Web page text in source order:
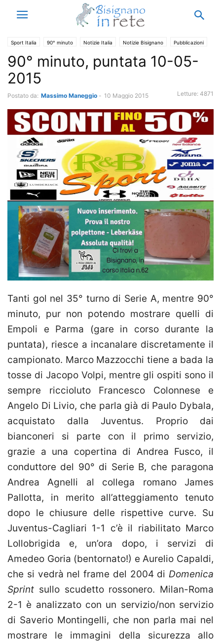
Sport Italia 90° minuto Notizie Italia Notizie Bisignano Pubblicazioni
Sport Tv, Musica e Spettacolo
90° minuto, puntata 10-05-
2015
Postato da: Massimo Maneggio - 10 Maggio 2015 Letture: 4871
Tanti gol nel 35° turno di Serie A, mentre 90°
minuto, pur non potendo mostrare quelli di
Empoli e Parma (gare in corso durante la
puntata), riesce a incanalare discretamente il
campionato. Marco Mazzocchi tiene a bada la
tosse di Jacopo Volpi, mentre gli ospiti sono il
sempre riccioluto Francesco Colonnese e
Angelo Di Livio, che parla già di Paulo Dybala,
acquistato dalla Juventus. Proprio dai
bianconeri si parte con il primo servizio,
grazie a una copertina di Andrea Fusco, il
conduttore del 90° di Serie B, che paragona
Andrea Agnelli al collega romano James
Pallotta, in merito all’atteggiamento tenuto
dopo le chiusure delle rispettive curve. Su
Juventus-Cagliari 1-1 c’è il riabilitato Marco
Lollobrigida e, un’ora dopo, i servizi di
Amedeo Goria (bentornato!) e Aurelio Capaldi,
che si vedrà nel frame del 2004 di Domenica
Sprint sullo scudetto rossonero. Milan-Roma
2-1 è analizzato con un servizio/non servizio
di Saverio Montingelli, che non parla mai nel
mostrare le immagini della sicurezza allo